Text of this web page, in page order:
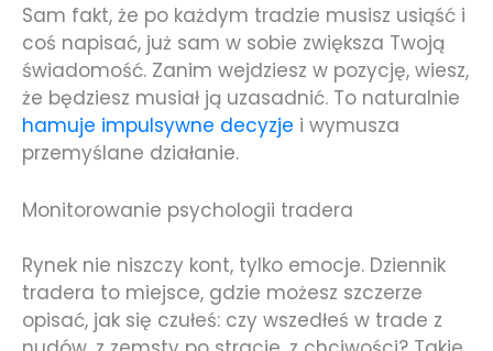
Sam fakt, że po każdym tradzie musisz usiąść i
coś napisać, już sam w sobie zwiększa Twoją
świadomość. Zanim wejdziesz w pozycję, wiesz,
że będziesz musiał ją uzasadnić. To naturalnie
hamuje impulsywne decyzje i wymusza
przemyślane działanie.
Monitorowanie psychologii tradera
Rynek nie niszczy kont, tylko emocje. Dziennik
tradera to miejsce, gdzie możesz szczerze
opisać, jak się czułeś: czy wszedłeś w trade z